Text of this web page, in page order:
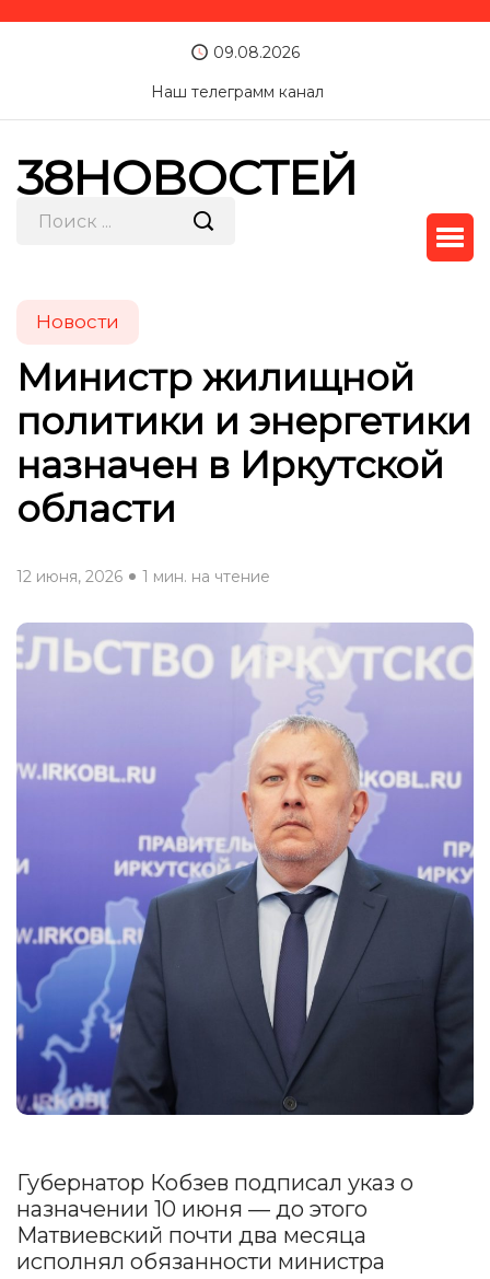
09.08.2026
Наш телеграмм канал
38НОВОСТЕЙ
Новости
Министр жилищной
политики и энергетики
назначен в Иркутской
области
12 июня, 2026 1 мин. на чтение
Губернатор Кобзев подписал указ о
назначении 10 июня — до этого
Матвиевский почти два месяца
исполнял обязанности министра